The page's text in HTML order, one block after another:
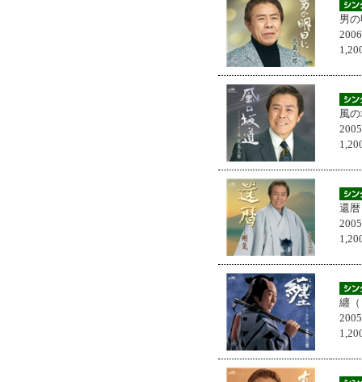
男
風
還暦
纏